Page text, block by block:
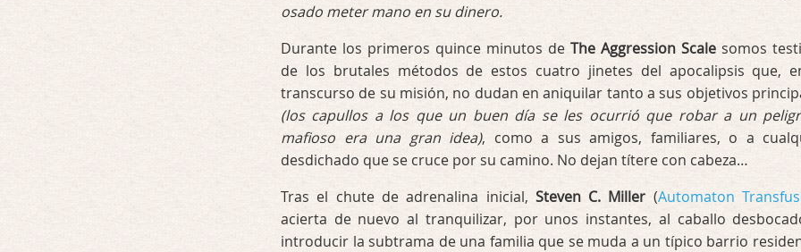
osado meter mano en su dinero.
Durante los primeros quince minutos de The Aggression Scale somos
de los brutales métodos de estos cuatro jinetes del apocalipsis que,
transcurso de su misión, no dudan en aniquilar tanto a sus objetivos
(los capullos a los que un buen día se les ocurrió que robar a un
mafioso era una gran idea), como a sus amigos, familiares, o a
desdichado que se cruce por su camino. No dejan títere con cabeza…
Tras el chute de adrenalina inicial, Steven C. Miller (Automaton
acierta de nuevo al tranquilizar, por unos instantes, al caballo
introducir la subtrama de una familia que se muda a un típico barrio